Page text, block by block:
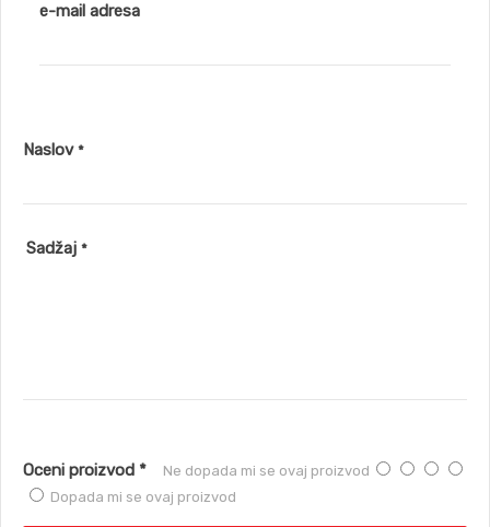
e-mail adresa
Naslov *
Sadžaj *
Oceni proizvod * Ne dopada mi se ovaj proizvod
Dopada mi se ovaj proizvod